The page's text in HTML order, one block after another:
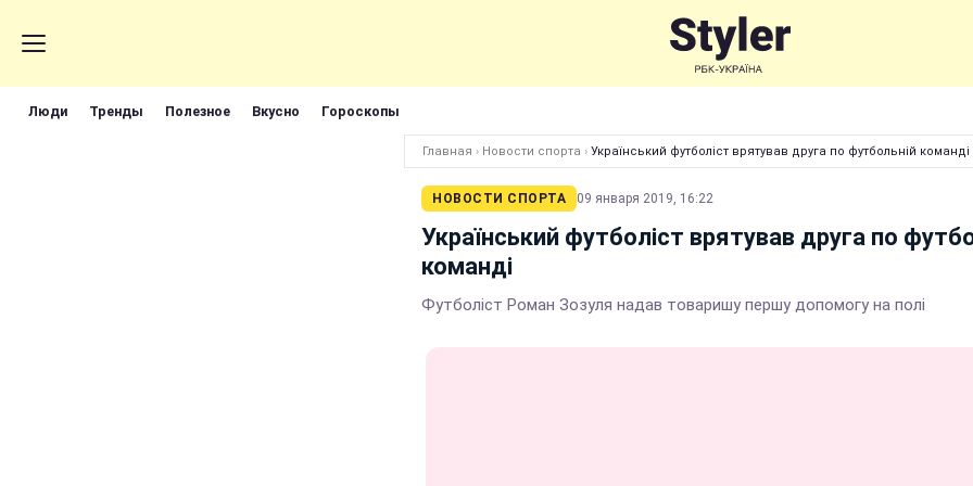
Люди Тренды Полезное Вкусно Гороскопы
Главная › Новости спорта › Український футболіст врятував друга по футбольній команді
НОВОСТИ СПОРТА 09 января 2019, 16:22
Український футболіст врятував друга по
команді
Футболіст Роман Зозуля надав товаришу першу допомогу на полі